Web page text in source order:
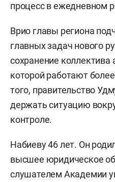
процесс в ежедневном
Врио главы региона
главных задач нового
сохранение коллектива
которой работают
того, правительство
держать ситуацию
контроле.
Набиеву 46 лет. Он
высшее юридическое
слушателем Академии